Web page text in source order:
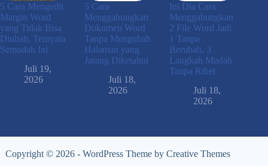
5 Cara Mengedit
Margin Word
yang Tidak Bisa
Diubah, Ternyata
Semudah Ini
Juli 19,
2026
5 Cara
Menggabungkan
Dokumen Word
Tanpa Mengubah
Halaman yang
Jarang Diketahui
Juli 18,
2026
Ini Dia Cara
Menggabungkan
2 File Word Jadi
1 Tanpa
Berubah, 3
Langkah Mudah
Tanpa Ribet
Juli 18,
2026
Copyright © 2026 - WordPress Theme byCreative Themes